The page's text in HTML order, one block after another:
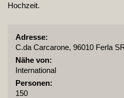
Hochzeit.
Adresse:
C.da Carcarone, 96010 Ferla
Nähe von:
International
Personen:
150